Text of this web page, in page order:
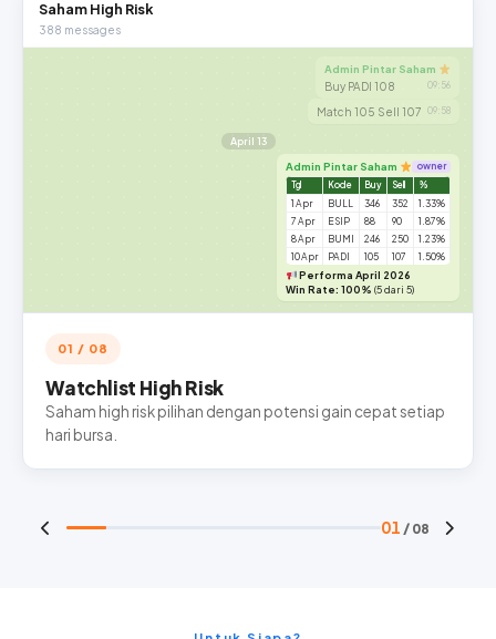
Saham High Risk
388 messages
Admin Pintar Saham
Buy PADI 108
09:56
Match 105 Sell 107 09:58
April 13
Admin Pintar Saham
owner
Tgl
Kode Buy Sell %
1 Apr BULL 346 352
1.33%
7 Apr
ESIP 88 90
1.87%
8 Apr
BUMI 246 250
1.23%
10 Apr
PADI 105 107
1.50%
Performa April 2026
Win Rate: 100% (5 dari 5)
01 / 08
Watchlist High Risk
Saham high risk pilihan dengan potensi gain cepat setiap
hari bursa.
01 / 08